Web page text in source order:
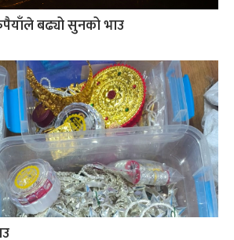
बढ्यो सुनको भाउ